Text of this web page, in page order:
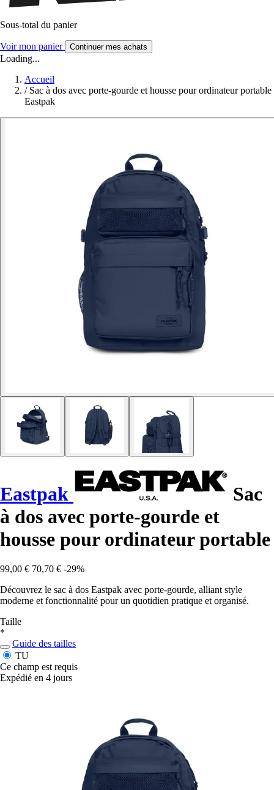
Sous-total du panier
Voir mon panier Continuer mes achats
Loading...
Accueil
/ Sac à dos avec porte-gourde et housse pour ordinateur portable
Eastpak
Eastpak
Sac
à dos avec porte-gourde et
housse pour ordinateur portable
99,00 € 70,70 € -29%
Découvrez le sac à dos Eastpak avec porte-gourde, alliant style
moderne et fonctionnalité pour un quotidien pratique et organisé.
Taille
*
Guide des tailles
TU
Ce champ est requis
Expédié en 4 jours